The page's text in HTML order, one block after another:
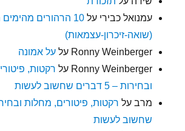
עמנואל כבירי על
10 הרהורים
(שואה-זיכרון-עצמאות)
Ronny Weinberger עלעל אמונה
Ronny Weinberger על רקטות,
ובחירות – 5 דברים שחשוב לעשות
מרב על
שחשוב לעשות